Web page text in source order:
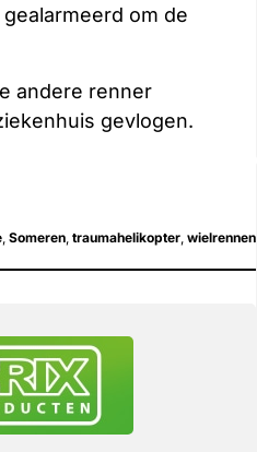
om de
andere renner
gevlogen.
Someren traumahelikopter wielrennen